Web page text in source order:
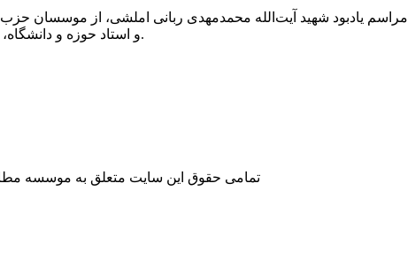
مراسم یادبود شهید آیت‌الله محمدمهدی ربانی املشی، از موسسان
و استاد حوزه و دانشگاه، نادر طالب‌زاده و دکتر موسی حقانی، رئیس پژوهشکده تاریخ معاصر، در تهران برگزار شد.
تمامی حقوق این سایت متعلق به موسسه